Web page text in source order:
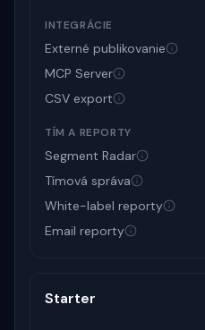
INTEGRÁCIE
Externé publikovanie
MCP Server
CSV export
TÍM A REPORTY
Segment Radar
Tímová správa
White-label reporty
Email reporty
Starter